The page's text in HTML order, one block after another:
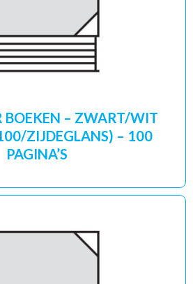
BOEKEN – ZWART/WIT
ZIJDEGLANS) – 100
PAGINA’S